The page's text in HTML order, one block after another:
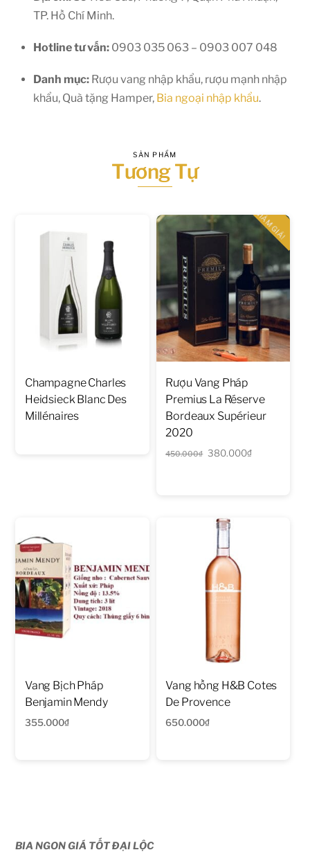
TP. Hồ Chí Minh.
Hotline tư vấn: 0903 035 063 – 0903 007 048
Danh mục: Rượu vang nhập khẩu, rượu mạnh nhập
khẩu, Quà tặng Hamper, Bia ngoại nhập khẩu.
SẢN PHẨM
Tương Tự
Champagne Charles
Heidsieck Blanc Des
Millénaires
GIẢM GIÁ!
Rượu Vang Pháp
Premius La Réserve
Bordeaux Supérieur
2020
450.000₫ Giá
380.000₫Giá
Vang Bịch Pháp
Benjamin Mendy
355.000₫
Vang hồng H&B Cotes
De Provence
650.000₫
BIA NGON GIÁ TỐT ĐẠI LỘC